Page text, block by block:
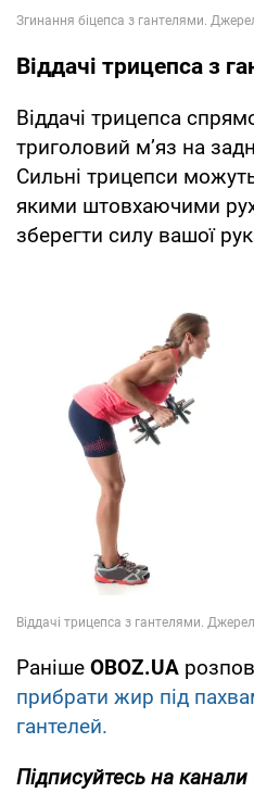
Віддачі трицепса з
Віддачі трицепса
триголовий м’яз на
Сильні трицепси
якими штовхаючими
зберегти силу вашої
Раніше OBOZ.UA
прибрати жир під
гантелей.
Підписуйтесь на канали